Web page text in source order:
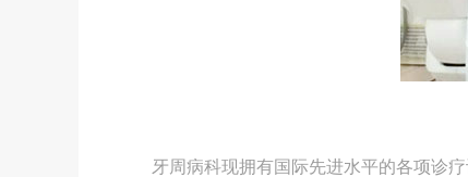
牙周病科现拥有国际先进水平的各项诊